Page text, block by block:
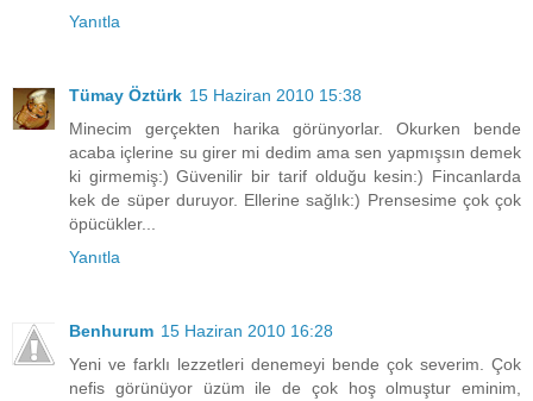
Yanıtla
Tümay Öztürk 15 Haziran 2010 15:38
Minecim gerçekten harika görünyorlar. Okurken bende
acaba içlerine su girer mi dedim ama sen yapmışsın demek
ki girmemiş:) Güvenilir bir tarif olduğu kesin:) Fincanlarda
kek de süper duruyor. Ellerine sağlık:) Prensesime çok çok
öpücükler...
Yanıtla
Benhurum 15 Haziran 2010 16:28
Yeni ve farklı lezzetleri denemeyi bende çok severim. Çok
nefis görünüyor üzüm ile de çok hoş olmuştur eminim,